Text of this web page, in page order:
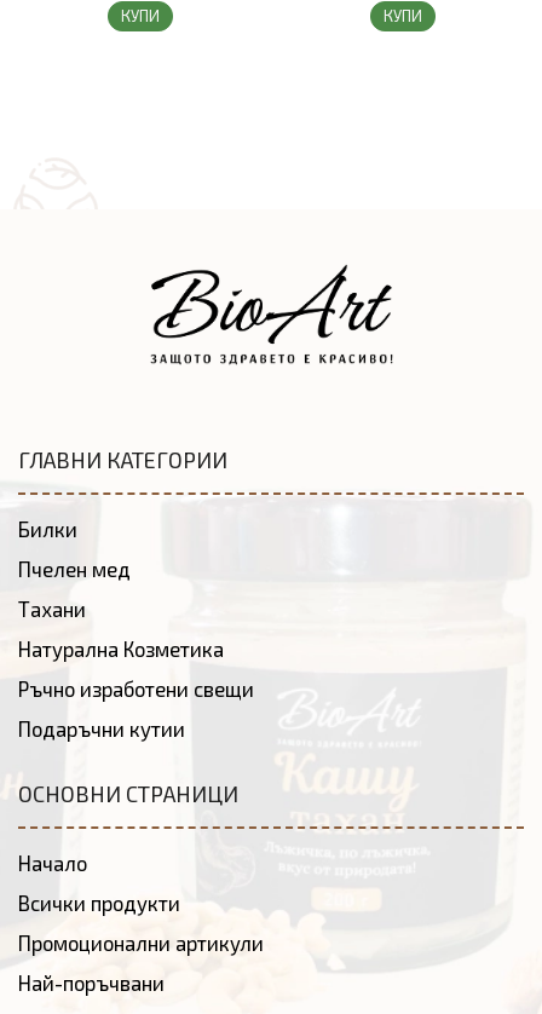
КУПИ КУПИ
ГЛАВНИ КАТЕГОРИИ
Билки
Пчелен мед
Тахани
Натурална Козметика
Ръчно изработени свещи
Подаръчни кутии
ОСНОВНИ СТРАНИЦИ
Начало
Всички продукти
Промоционални артикули
Най-поръчвани